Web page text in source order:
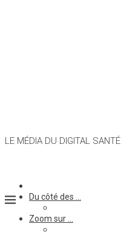
LE MÉDIA DU DIGITAL SANTÉ
Du côté des …
Zoom sur …